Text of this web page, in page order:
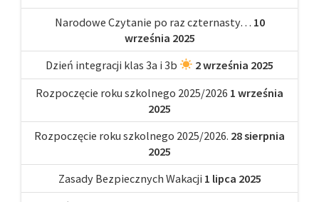
Narodowe Czytanie po raz czternasty… 10
września 2025
Dzień integracji klas 3a i 3b
2 września 2025
Rozpoczęcie roku szkolnego 2025/2026 1 września
2025
Rozpoczęcie roku szkolnego 2025/2026. 28 sierpnia
2025
Zasady Bezpiecznych Wakacji 1 lipca 2025